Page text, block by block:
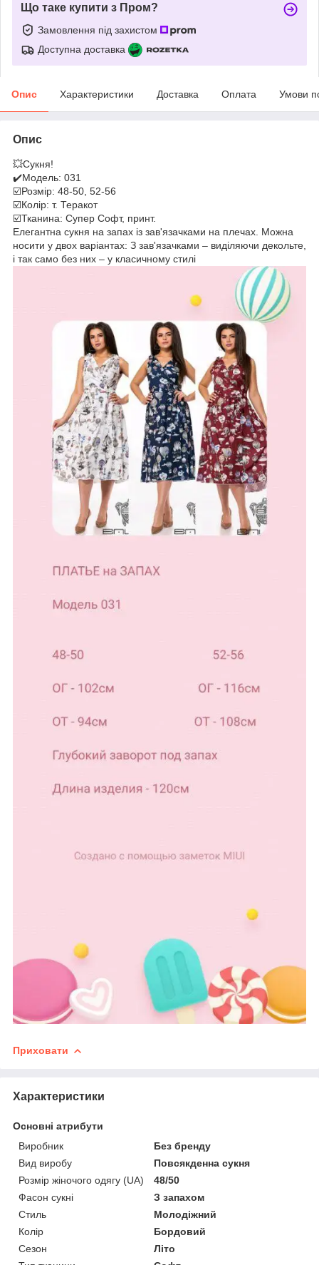
Що таке купити з Пром?
Замовлення під захистом
Доступна доставка
Опис Характеристики Доставка Оплата Умови
Опис
💥Сукня!
✔️Модель: 031
☑️Розмір: 48-50, 52-56
☑️Колір: т. Теракот
☑️Тканина: Супер Софт, принт.
Елегантна сукня на запах із зав'язачками на плечах. Можна
носити у двох варіантах: З зав'язачками – виділяючи декольте,
і так само без них – у класичному стилі
Приховати
Характеристики
Основні атрибути
Виробник
Без бренду
Вид виробу
Повсякденна сукня
Розмір жіночого одягу (UA)
48/50
Фасон сукні
З запахом
Стиль
Молодіжний
Колір
Бордовий
Сезон
Літо